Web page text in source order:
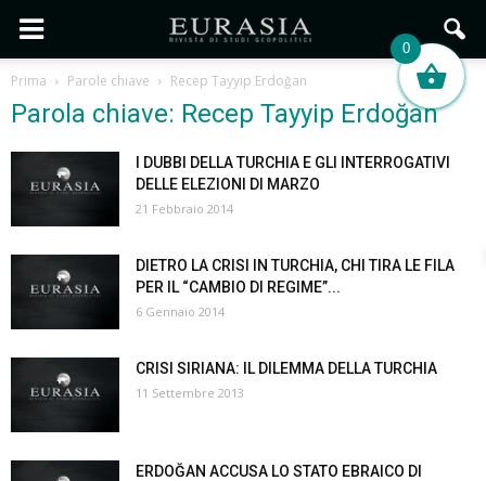
Prima Parole chiave Recep Tayyip Erdoğan
Parola chiave: Recep Tayyip Erdoğan
I DUBBI DELLA TURCHIA E GLI INTERROGATIVI
DELLE ELEZIONI DI MARZO
21 Febbraio 2014
DIETRO LA CRISI IN TURCHIA, CHI TIRA LE FILA
PER IL “CAMBIO DI REGIME”...
6 Gennaio 2014
CRISI SIRIANA: IL DILEMMA DELLA TURCHIA
11 Settembre 2013
ERDOĞAN ACCUSA LO STATO EBRAICO DI
0